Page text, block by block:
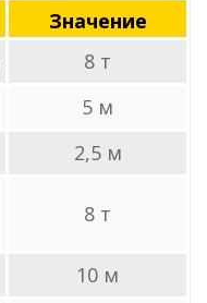
Значение
8 т
5 м
2,5 м
8 т
10 м